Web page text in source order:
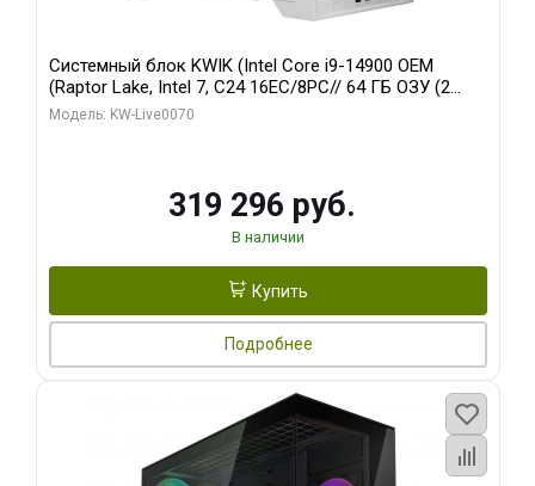
Системный блок KWIK (Intel Core i9-14900 OEM
(Raptor Lake, Intel 7, C24 16EC/8PC// 64 ГБ ОЗУ (2
модуля)/ Gigabyte RTX5080 XTREME WATERFORCE
Модель: KW-Live0070
319 296 руб.
В наличии
Купить
Подробнее